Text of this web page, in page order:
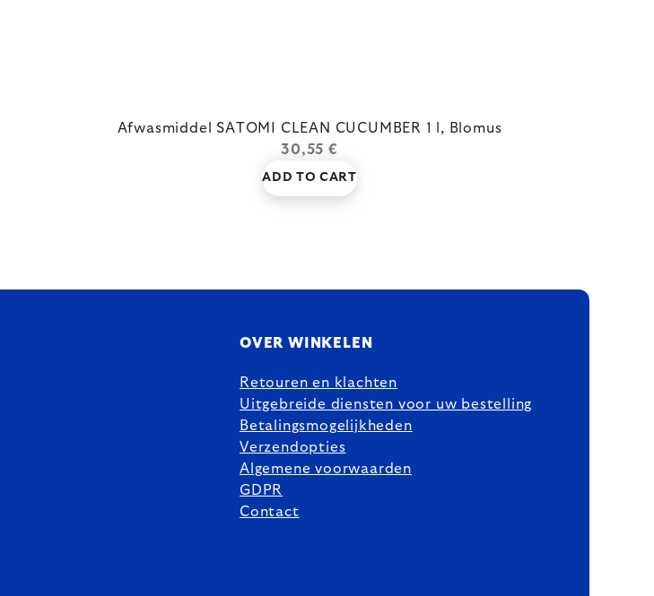
Afwasmiddel SATOMI CLEAN CUCUMBER 1 l, Blomus
30,55 €
ADD TO CART
OVER WINKELEN
Retouren en klachten
Uitgebreide diensten voor uw bestelling
Betalingsmogelijkheden
Verzendopties
Algemene voorwaarden
GDPR
Contact